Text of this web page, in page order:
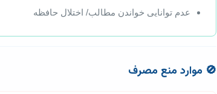
عدم توانایی خواندن مطالب/ اختلال حافظه
🚫 موارد منع مصرف